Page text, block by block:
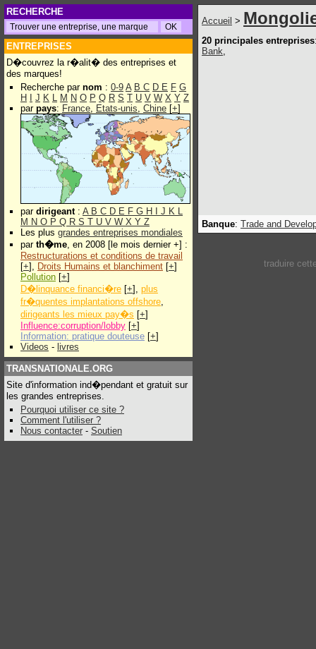
RECHERCHE
ENTREPRISES
D�couvrez la r�alit� des entreprises et
des marques!
Recherche par nom : 0-9 A B C D E F G
H
J K L M N O P Q R S T U V W X Y Z
par pays: France, Etats-unis, Chine [+]
par dirigeant: A B C D E F G H J K L
M N O P Q R S T U V W X Y Z
Les plus grandes entreprises mondiales
par th�me, en 2008 [le mois dernier +] :
Restructurations et conditions de travail
[+], Droits Humains et blanchiment [+]
Pollution [+]
D�linquance financi�re [+], plus
fr�quentes implantations offshore,
dirigeants les mieux pay�s [+]
Influence:corruption/lobby [+]
Information: pratique douteuse [+]
Videos - livres
TRANSNATIONALE.ORG
Site d'information ind�pendant et gratuit sur
les grandes entreprises.
Pourquoi utiliser ce site ?
Comment l'utiliser ?
Nous contacter - Soutien
Accueil >
20 principales entreprises
Bank,
Banque: Trade and
traduire